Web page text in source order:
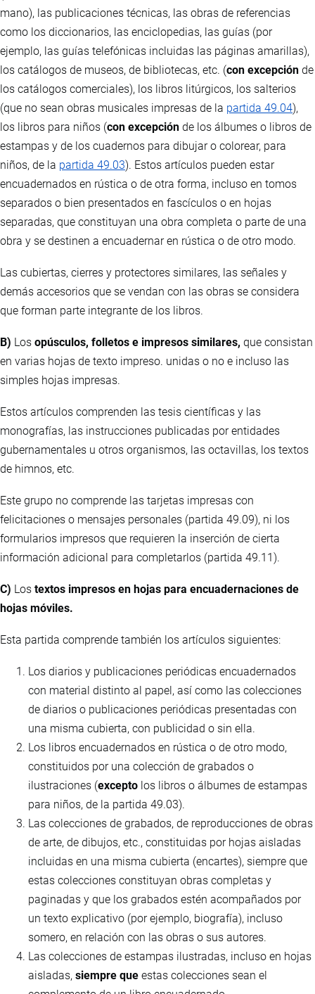
mano), las publicaciones técnicas, las obras de referencias
como los diccionarios, las enciclopedias, las guías (por
ejemplo, las guías telefónicas incluidas las páginas amarillas),
los catálogos de museos, de bibliotecas, etc. (con excepción de
los catálogos comerciales), los libros litúrgicos, los salterios
(que no sean obras musicales impresas de la partida 49.04),
los libros para niños (con excepción de los álbumes o libros de
estampas y de los cuadernos para dibujar o colorear, para
niños, de la partida 49.03). Estos artículos pueden estar
encuadernados en rústica o de otra forma, incluso en tomos
separados o bien presentados en fascículos o en hojas
separadas, que constituyan una obra completa o parte de una
obra y se destinen a encuadernar en rústica o de otro modo.
Las cubiertas, cierres y protectores similares, las señales y
demás accesorios que se vendan con las obras se considera
que forman parte integrante de los libros.
B) Los opúsculos, folletos e impresos similares, que consistan
en varias hojas de texto impreso. unidas o no e incluso las
simples hojas impresas.
Estos artículos comprenden las tesis científicas y las
monografías, las instrucciones publicadas por entidades
gubernamentales u otros organismos, las octavillas, los textos
de himnos, etc.
Este grupo no comprende las tarjetas impresas con
felicitaciones o mensajes personales (partida 49.09), ni los
formularios impresos que requieren la inserción de cierta
información adicional para completarlos (partida 49.11).
C) Los textos impresos en hojas para encuadernaciones de
hojas móviles.
Esta partida comprende también los artículos siguientes:
Los diarios y publicaciones periódicas encuadernados
con material distinto al papel, así como las colecciones
de diarios o publicaciones periódicas presentadas con
una misma cubierta, con publicidad o sin ella.
Los libros encuadernados en rústica o de otro modo,
constituidos por una colección de grabados o
ilustraciones (excepto los libros o álbumes de estampas
para niños, de la partida 49.03).
Las colecciones de grabados, de reproducciones de obras
de arte, de dibujos, etc., constituidas por hojas aisladas
incluidas en una misma cubierta (encartes), siempre que
estas colecciones constituyan obras completas y
paginadas y que los grabados estén acompañados por
un texto explicativo (por ejemplo, biografía), incluso
somero, en relación con las obras o sus autores.
Las colecciones de estampas ilustradas, incluso en hojas
aisladas, siempre que estas colecciones sean el